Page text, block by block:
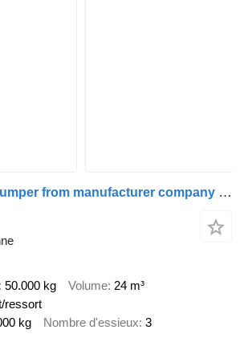
Lider 2026 new dumper from manufacturer company LIDER TRAILER
50.000 kg Volume 24 m³
ressort
kg Nombre d'essieux 3